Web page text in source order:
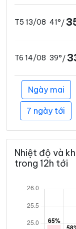
T5 13/08 41°/
T6 14/08 39°/
Ngày mai
7 ngày tới
Nhiệt độ và
trong 12h tới